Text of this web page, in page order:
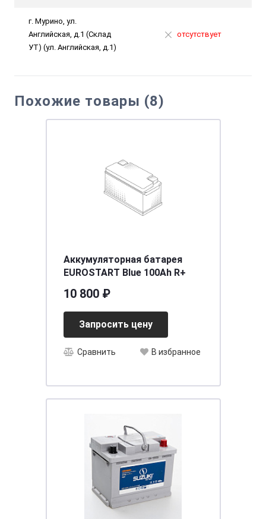
г. Мурино, ул.
Английская, д.1 (Склад
УТ) (ул. Английская, д.1)
отсутствует
Похожие товары (8)
Аккумуляторная батарея
EUROSTART Blue 100Ah R+
10 800 ₽
Запросить цену
Сравнить В избранное